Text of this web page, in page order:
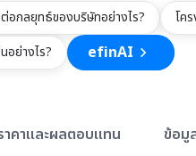
อกลยุทธ์ของบริษัทอย่างไร?
โค
อย่างไร?
efinAI
าคาและผลตอบแทน ข้อมู